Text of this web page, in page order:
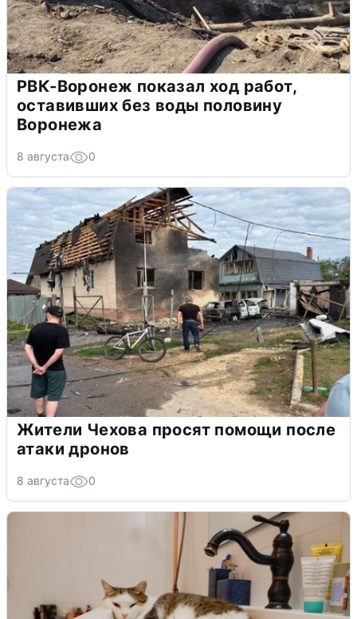
РВК-Воронеж показал ход работ,
оставивших без воды половину
Воронежа
8 августа 0
Жители Чехова просят помощи после
атаки дронов
8 августа 0